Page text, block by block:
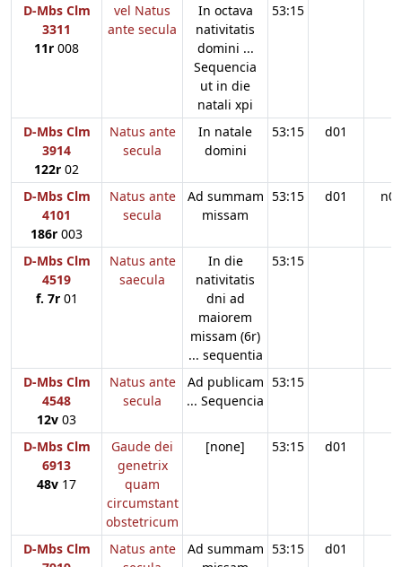
D-Mbs Clm
3311
11r 008
vel Natus
ante secula
In octava
nativitatis
domini ...
Sequencia
ut in die
natali xpi
53:15
D-Mbs Clm
3914
122r 02
Natus ante
secula
In natale
domini
53:15 d01
D-Mbs Clm
4101
186r 003
Natus ante
secula
Ad summam
missam
53:15 d01 n01
D-Mbs Clm
4519
f. 7r01
Natus ante
saecula
In die
nativitatis
dni ad
maiorem
missam (6r)
... sequentia
53:15
D-Mbs Clm
4548
12v 03
Natus ante
secula
Ad publicam
... Sequencia
53:15
D-Mbs Clm
6913
48v 17
Gaude dei
genetrix
quam
circumstant
obstetricum
[none] 53:15 d01
D-Mbs Clm
Natus ante
Ad summam 53:15 d01